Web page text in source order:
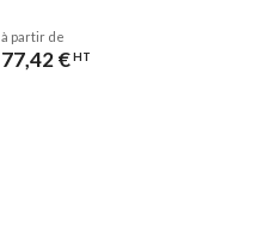
à partir de
77,42 €HT